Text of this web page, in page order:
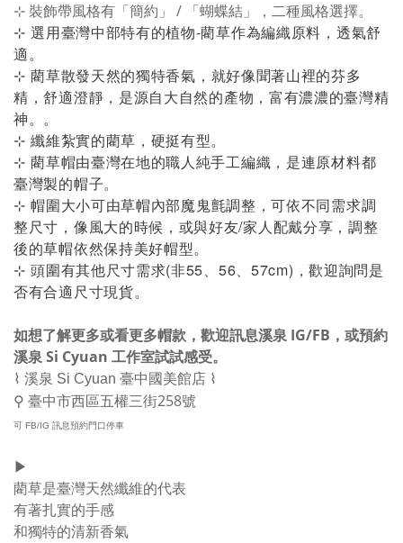
⊹ 裝飾帶風格有「簡約」 / 「蝴蝶結」，二種風格選擇。
⊹ 選用臺灣中部特有的植物-藺草作為編織原料，透氣舒
適。
⊹ 藺草散發天然的獨特香氣，就好像聞著山裡的芬多
精，舒適澄靜 ，是源自大自然的產物，富有濃濃的臺灣精
神。 。
⊹ 纖維紮實的藺草，硬挺有型。
⊹ 藺草帽由臺灣在地的職人純手工編織，是連原材料都
臺灣製的帽子。
⊹ 帽圍大小可由草帽內部魔鬼氈調整，可依不同需求調
整尺寸，像風大的時候，或與好友/家人配戴分享，調整
後的草帽依然保持美好帽型。
⊹ 頭圍有其他尺寸需求(非55、56、57cm)，歡迎詢問是
否有合適尺寸現貨。
如想了解更多或看更多帽款，歡迎訊息溪泉 IG/FB ，或預約
溪泉 Si Cyuan 工作室試試感受。
⌇ 溪泉 Si Cyuan 臺中國美館店 ⌇
⚲ 臺中市西區五權三街258號
可 FB/IG 訊息預約門口停車
▶︎
藺草是臺灣天然纖維的代表
有著扎實的手感
和獨特的清新香氣